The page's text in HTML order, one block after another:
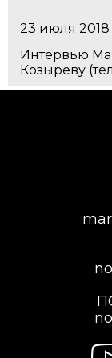
23 июля 2018
Интервью
Козыреву